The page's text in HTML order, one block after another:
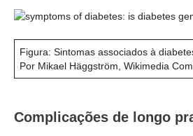
Figura: Sintomas associados à
Por Mikael Häggström, Wikimedia
Complicações de longo